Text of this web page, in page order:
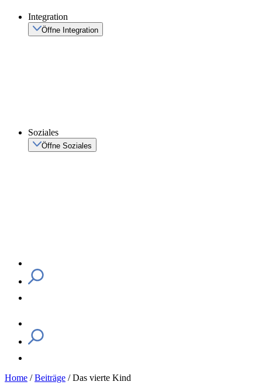
Integration
Öffne Integration
Soziales
Öffne Soziales
Home /Beiträge /Das vierte Kind